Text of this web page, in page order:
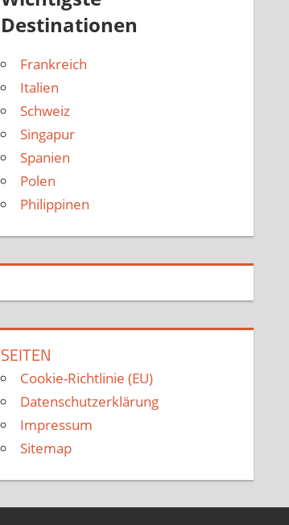
Destinationen
Frankreich
Italien
Schweiz
Singapur
Spanien
Polen
Philippinen
SEITEN
Cookie-Richtlinie (EU)
Datenschutzerklärung
Impressum
Sitemap